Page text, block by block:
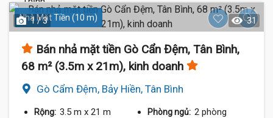
Nhà Mặt Tiền (10 m)
1 / 3 31
Bán nhả mặt tiền Gò Cẩn Đệm, Tân Bình,
68 m² (3.5m x 21m), kinh doanh
Gò Cẩm Đệm, Bảy Hiền, Tân Bình
Rộng: 3.5 m x 21 m Phòng ngủ: 2 phòng